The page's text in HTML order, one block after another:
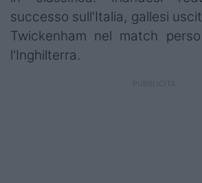
Super Rugby
Rugby in TV
Mercato
successo sull'Italia, gallesi
Twickenham nel match
l'Inghilterra.